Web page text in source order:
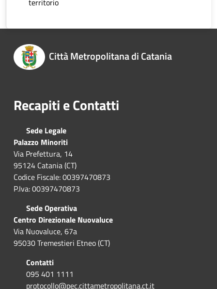
Città Metropolitana di Catania
Recapiti e Contatti
Sede Legale
Palazzo Minoriti
Via Prefettura, 14
95124 Catania (CT)
Codice Fiscale: 00397470873
P.Iva: 00397470873
Sede Operativa
Centro Direzionale Nuovaluce
Via Nuovaluce, 67a
95030 Tremestieri Etneo (CT)
Contatti
095 401 1111
protocollo@pec.cittametropolitana.ct.it